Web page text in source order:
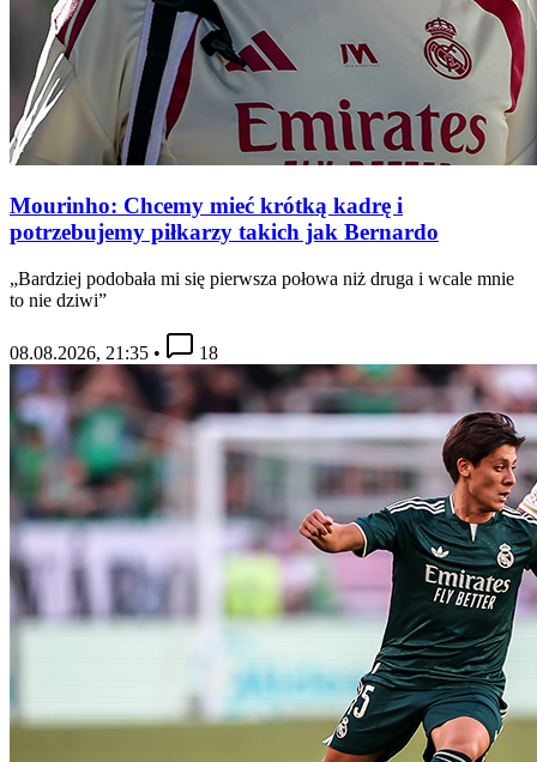
Mourinho: Chcemy mieć krótką kadrę i
potrzebujemy piłkarzy takich jak Bernardo
„Bardziej podobała mi się pierwsza połowa niż druga i wcale mnie
to nie dziwi”
08.08.2026, 21:35 • 18